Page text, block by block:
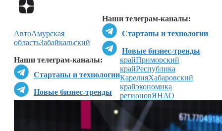
Наши телеграм-каналы:
Стартапы и технологии
Новые бизнес-тренды
Наши телеграм-каналы:
Стартапы и технологии
Новые бизнес-тренды
АвтоАмурская
областьЗабайкальский
крайПриморский
крайРеспублика
КарелияХабаровский
крайэкономика
регионовЯНАО